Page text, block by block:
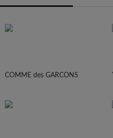
COMME des GARCONS